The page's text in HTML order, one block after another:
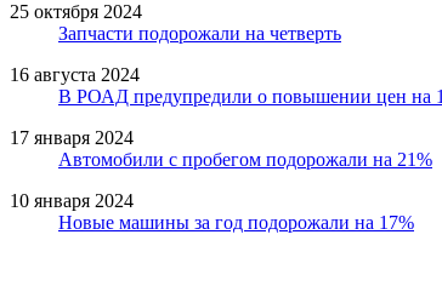
25 октября 2024
Запчасти подорожали на четверть
16 августа 2024
В РОАД предупредили о повышении цен на
17 января 2024
Автомобили с пробегом подорожали на 21%
10 января 2024
Новые машины за год подорожали на 17%